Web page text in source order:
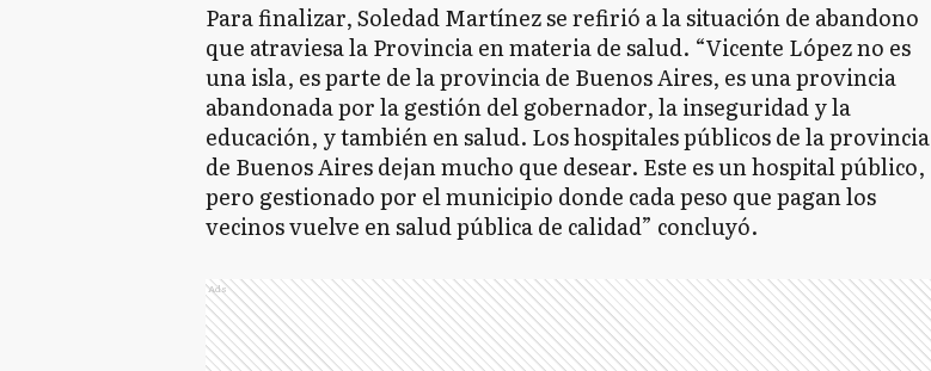
Para finalizar, Soledad Martínez se refirió a la situación de abandono
que atraviesa la Provincia en materia de salud. “Vicente López no es
una isla, es parte de la provincia de Buenos Aires, es una provincia
abandonada por la gestión del gobernador, la inseguridad y la
educación, y también en salud. Los hospitales públicos de la provincia
de Buenos Aires dejan mucho que desear. Este es un hospital público,
pero gestionado por el municipio donde cada peso que pagan los
vecinos vuelve en salud pública de calidad” concluyó.
Ads